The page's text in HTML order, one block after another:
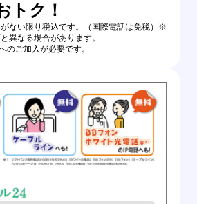
トク！
ない限り税込です。（国際電話は免税）※
異なる場合があります。
ご加入が必要です。